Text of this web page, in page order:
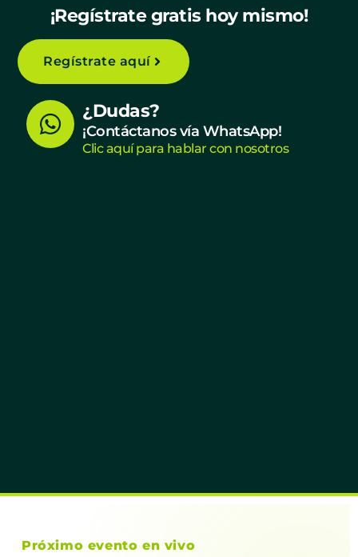
¡Regístrate gratis hoy mismo!
Regístrate aquí
W
h
¿Dudas?
¡Contáctanos vía WhatsApp!
Clic aquí para hablar con nosotros
Próximo evento en vivo